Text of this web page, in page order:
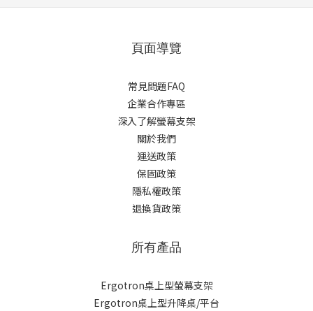
頁面導覽
常見問題FAQ
企業合作專區
深入了解螢幕支架
關於我們
運送政策
保固政策
隱私權政策
退換貨政策
所有產品
Ergotron桌上型螢幕支架
Ergotron桌上型升降桌/平台